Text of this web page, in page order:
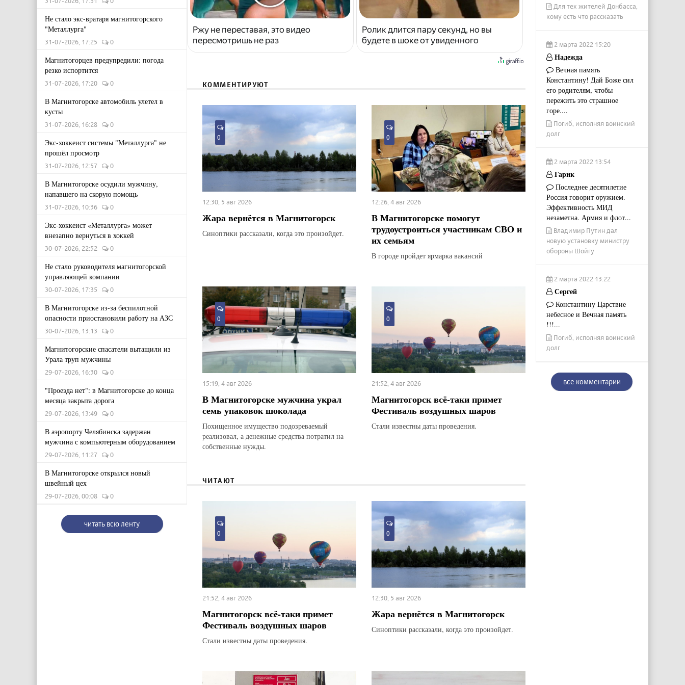
Не стало экс-вратаря магнитогорского
"Металлурга"
31-07-2026, 17:25 0
Магнитогорцев предупредили: погода
резко испортится
31-07-2026, 17:20 0
В Магнитогорске автомобиль улетел в
кусты
31-07-2026, 16:28 0
Экс-хоккеист системы "Металлурга" не
прошёл просмотр
31-07-2026, 12:57 0
В Магнитогорске осудили мужчину,
напавшего на скорую помощь
31-07-2026, 10:36 0
Экс-хоккеист «Металлурга» может
внезапно вернуться в хоккей
30-07-2026, 22:52 0
Не стало руководителя магнитогорской
управляющей компании
30-07-2026, 17:35 0
В Магнитогорске из-за беспилотной
опасности приостановили работу на АЗС
30-07-2026, 13:13 0
Магнитогорские спасатели вытащили из
Урала труп мужчины
29-07-2026, 16:30 0
"Проезда нет": в Магнитогорске до конца
месяца закрыта дорога
29-07-2026, 13:49 0
В аэропорту Челябинска задержан
мужчина с компьютерным оборудованием
29-07-2026, 11:27 0
В Магнитогорске открылся новый
швейный цех
29-07-2026, 00:08 0
читать всю ленту
Ржу не переставая, это видео
пересмотришь не раз
Ролик длится пару секунд, но вы
будете в шоке от увиденного
КОММЕНТИРУЮТ
0
12:30, 5 авг 2026
Жара вернётся в Магнитогорск
Синоптики рассказали, когда это произойдет.
0
12:26, 4 авг 2026
В Магнитогорске помогут
трудоустроиться участникам СВО и
их семьям
В городе пройдет ярмарка вакансий
0
15:19, 4 авг 2026
В Магнитогорске мужчина украл
семь упаковок шоколада
Похищенное имущество подозреваемый
реализовал, а денежные средства потратил на
собственные нужды.
0
21:52, 4 авг 2026
Магнитогорск всё-таки примет
Фестиваль воздушных шаров
Стали известны даты проведения.
ЧИТАЮТ
0
21:52, 4 авг 2026
Магнитогорск всё-таки примет
Фестиваль воздушных шаров
Стали известны даты проведения.
0
12:30, 5 авг 2026
Жара вернётся в Магнитогорск
Синоптики рассказали, когда это произойдет.
Для тех жителей Донбасса,
кому есть что рассказать
2 марта 2022 15:20
Надежда
Вечная память
Константину! Дай Боже сил
его родителям, чтобы
пережить это страшное
горе....
Погиб, исполняя воинский
долг
2 марта 2022 13:54
Гарик
Последнее десятилетие
Россия говорит оружием.
Эффективность МИД
незаметна. Армия и флот...
Владимир Путин дал
новую установку министру
обороны Шойгу
2 марта 2022 13:22
Сергей
Константину Царствие
небесное и Вечная память
!!!...
Погиб, исполняя воинский
долг
все комментарии